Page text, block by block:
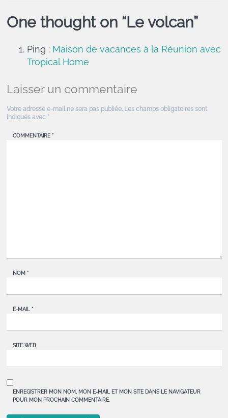
One thought on “Le volcan”
Ping : Maison de vacances à la Réunion avec
Tropical Home
Laisser un commentaire
Votre adresse e-mail ne sera pas publiée. Les champs obligatoires sont
indiqués avec *
COMMENTAIRE *
NOM *
E-MAIL *
SITE WEB
ENREGISTRER MON NOM, MON E-MAIL ET MON SITE DANS LE NAVIGATEUR
POUR MON PROCHAIN COMMENTAIRE.